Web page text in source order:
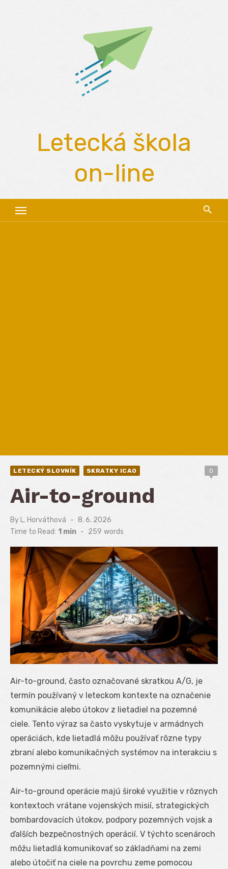
Letecká škola
on-line
LETECKÝ SLOVNÍK SKRATKY ICAO 0
Air-to-ground
By L. Horváthová
Posted
8. 6. 2026
Time to Read: 1 min - 259 words
Air-to-ground, často označované skratkou A/G, je
termín používaný v leteckom kontexte na označenie
komunikácie alebo útokov z lietadiel na pozemné
ciele. Tento výraz sa často vyskytuje v armádnych
operáciách, kde lietadlá môžu používať rôzne typy
zbraní alebo komunikačných systémov na interakciu s
pozemnými cieľmi.
Air-to-ground operácie majú široké využitie v rôznych
kontextoch vrátane vojenských misií, strategických
bombardovacích útokov, podpory pozemných vojsk a
ďalších bezpečnostných operácií. V týchto scenároch
môžu lietadlá komunikovať so základňami na zemi
alebo útočiť na ciele na povrchu zeme pomocou